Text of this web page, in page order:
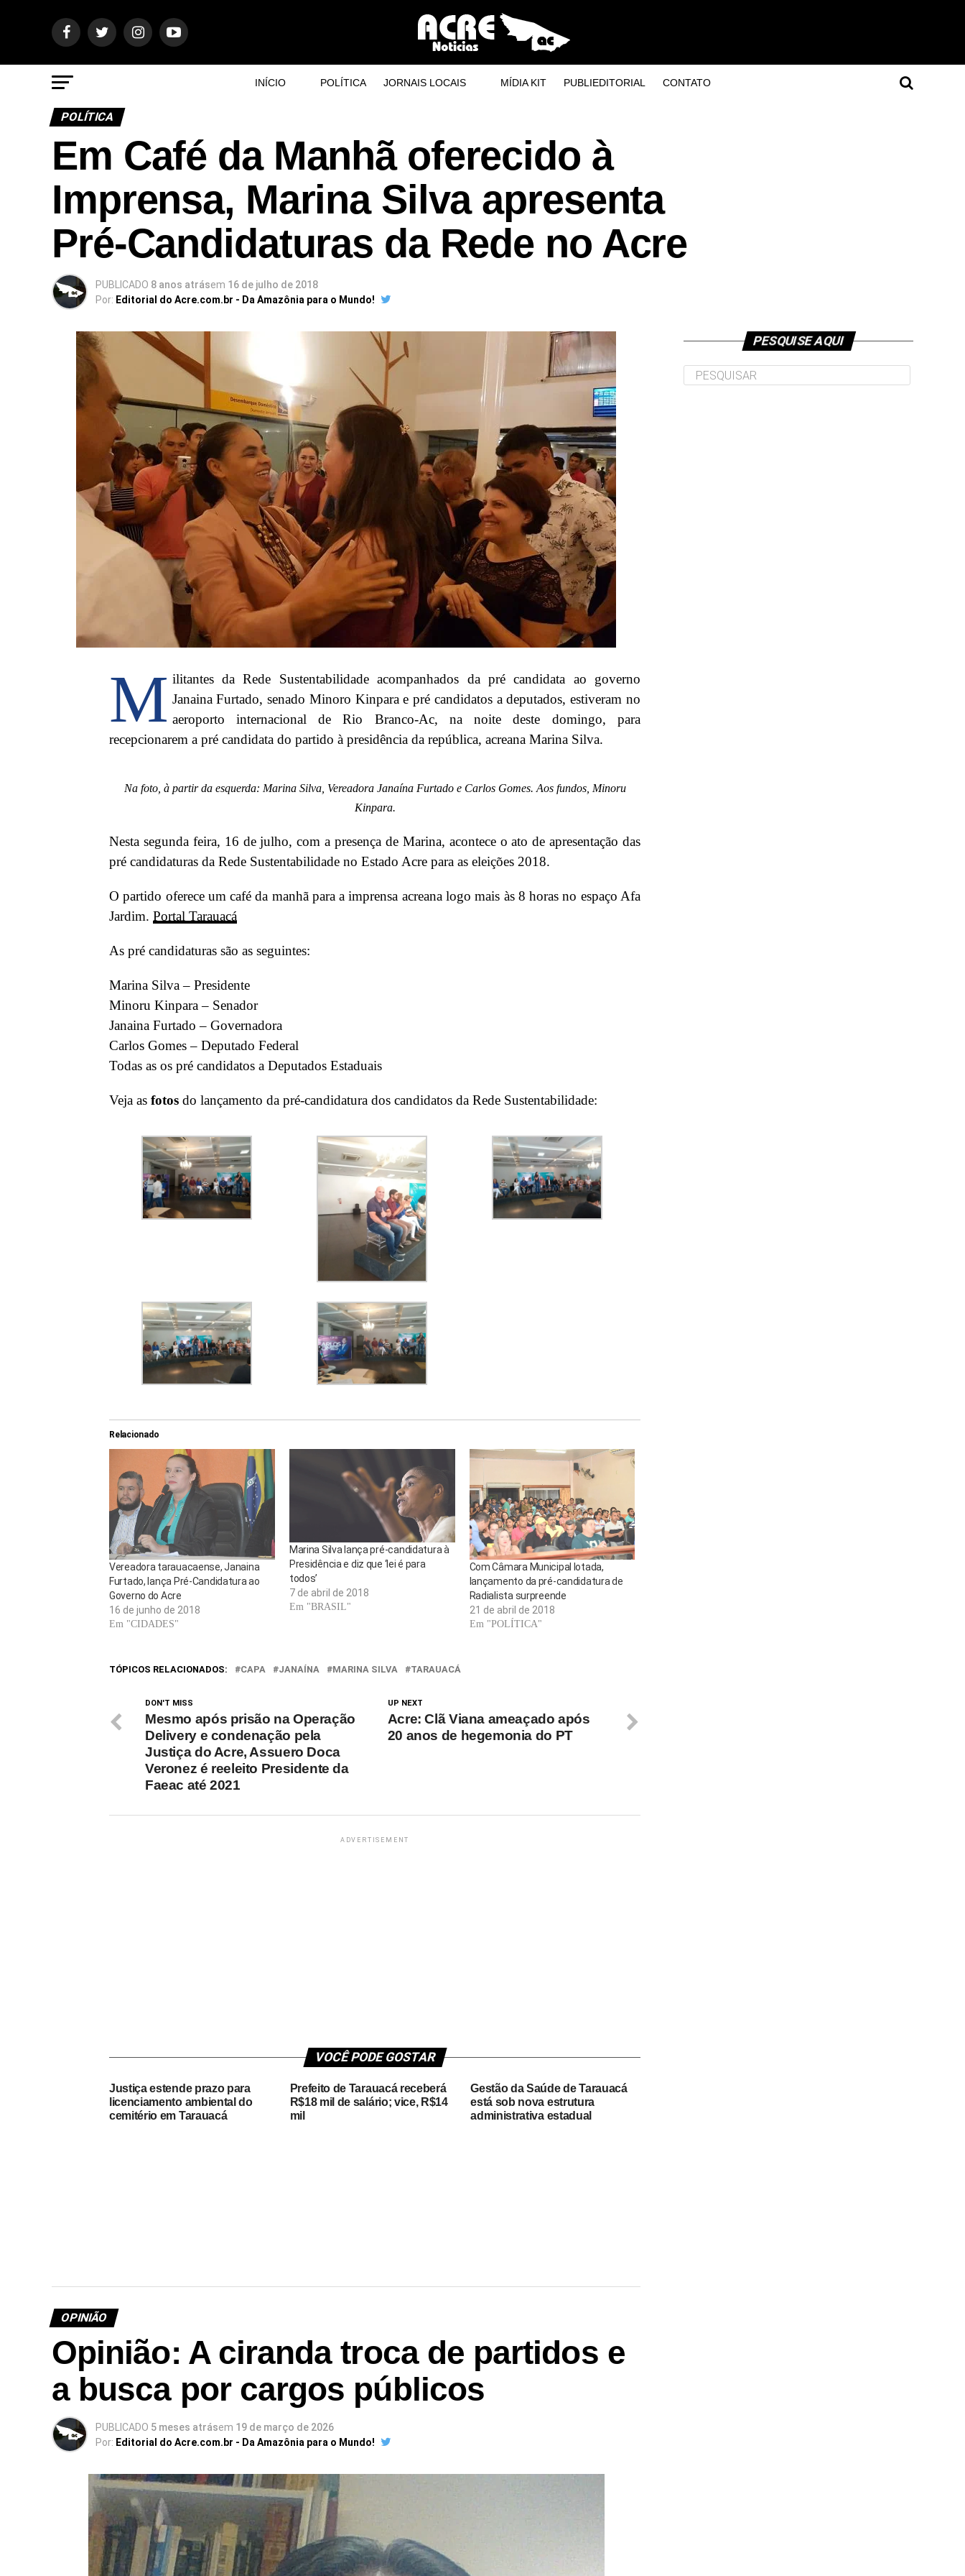
INÍCIO POLÍTICA JORNAIS LOCAIS MÍDIA KIT PUBLIEDITORIAL CONTATO
POLÍTICA
Em Café da Manhã oferecido à
Imprensa, Marina Silva apresenta
Pré-Candidaturas da Rede no Acre
PUBLICADO 8 anos atrásem 16 de julho de 2018
Por: Editorial do Acre.com.br - Da Amazônia para o Mundo!
M ilitantes da Rede Sustentabilidade acompanhados da pré candidata ao governo
Janaina Furtado, senado Minoro Kinpara e pré candidatos a deputados, estiveram no
aeroporto internacional de Rio Branco-Ac, na noite deste domingo, para
recepcionarem a pré candidata do partido à presidência da república, acreana Marina Silva.
Na foto, à partir da esquerda: Marina Silva, Vereadora Janaína Furtado e Carlos Gomes. Aos fundos, Minoru
Kinpara.
Nesta segunda feira, 16 de julho, com a presença de Marina, acontece o ato de apresentação das
pré candidaturas da Rede Sustentabilidade no Estado Acre para as eleições 2018.
O partido oferece um café da manhã para a imprensa acreana logo mais às 8 horas no espaço Afa
Jardim. Portal Tarauacá
As pré candidaturas são as seguintes:
Marina Silva – Presidente
Minoru Kinpara – Senador
Janaina Furtado – Governadora
Carlos Gomes – Deputado Federal
Todas as os pré candidatos a Deputados Estaduais
Veja as fotos do lançamento da pré-candidatura dos candidatos da Rede Sustentabilidade:
Relacionado
Vereadora tarauacaense, Janaina
Furtado, lança Pré-Candidatura ao
Governo do Acre
16 de junho de 2018
Em "CIDADES"
Marina Silva lança pré-candidatura à
Presidência e diz que ‘lei é para
todos’
7 de abril de 2018
Em "BRASIL"
Com Câmara Municipal lotada,
lançamento da pré-candidatura de
Radialista surpreende
21 de abril de 2018
Em "POLÍTICA"
TÓPICOS RELACIONADOS: CAPA JANAÍNA MARINA SILVA TARAUACÁ
UP NEXT
Acre: Clã Viana ameaçado após
20 anos de hegemonia do PT
DON'T MISS
Mesmo após prisão na Operação
Delivery e condenação pela
Justiça do Acre, Assuero Doca
Veronez é reeleito Presidente da
Faeac até 2021
ADVERTISEMENT
VOCÊ PODE GOSTAR
Justiça estende prazo para
licenciamento ambiental do
cemitério em Tarauacá
Prefeito de Tarauacá receberá
R$18 mil de salário; vice, R$14
mil
Gestão da Saúde de Tarauacá
está sob nova estrutura
administrativa estadual
OPINIÃO
Opinião: A ciranda troca de partidos e
a busca por cargos públicos
PUBLICADO 5 meses atrásem 19 de março de 2026
Por: Editorial do Acre.com.br - Da Amazônia para o Mundo!
PESQUISE AQUI